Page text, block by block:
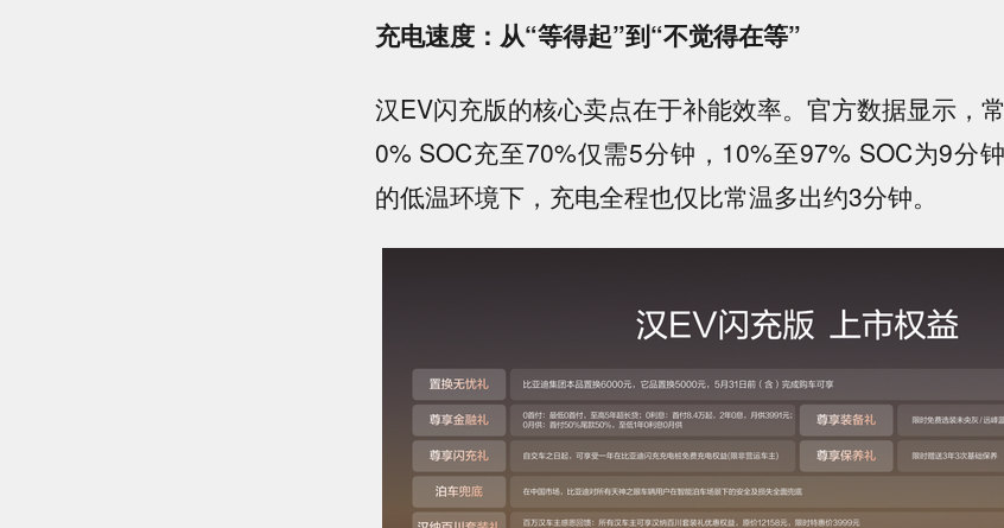
充电速度：从“等得起”到“不觉得在等”
汉EV闪充版的核心卖点在于补能效率。官方数据显示，
0% SOC充至70%仅需5分钟，10%至97% SOC为9分
的低温环境下，充电全程也仅比常温多出约3分钟。